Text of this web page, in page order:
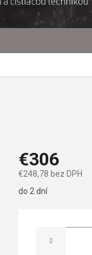
€306
€248,78 bez DPH
Jednotková
do 2 dní